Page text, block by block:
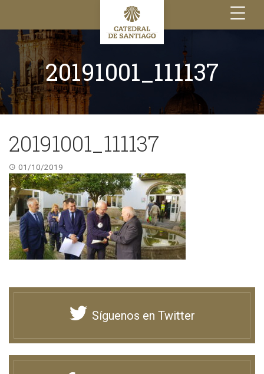
Toggle
navigation
20191001_111137
20191001_111137
01/10/2019
Síguenos en Twitter